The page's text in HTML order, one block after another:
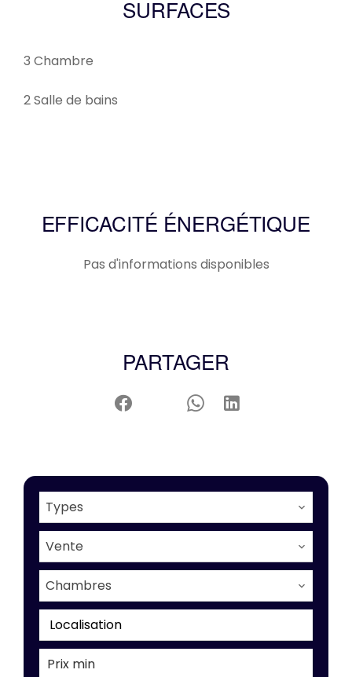
SURFACES
3 Chambre
2 Salle de bains
EFFICACITÉ ÉNERGÉTIQUE
Pas d'informations disponibles
PARTAGER
Types
Vente
Chambres
Localisation